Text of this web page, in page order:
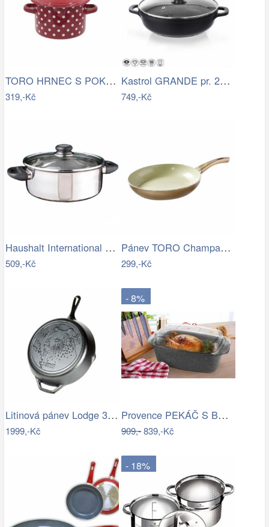
TORO HRNEC S POKLICÍ SMALT 2L, DEKOR…
319,-Kč
Kastrol GRANDE pr. 24 cm skleněná…
749,-Kč
Haushalt International Nerezový hrnec…
509,-Kč
Pánev TORO Champagne 24cm, keramický…
299,-Kč
Litinová pánev Lodge 30 cm - Bear
1999,-Kč
- 8%
Provence PEKÁČ S BOROSILIKAT. POKLICÍ…
909,-839,-Kč
- 18%